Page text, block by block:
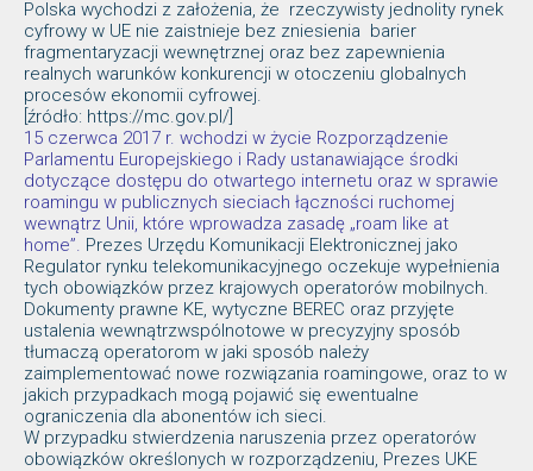
Polska wychodzi z założenia, że rzeczywisty jednolity rynek
cyfrowy w UE nie zaistnieje bez zniesienia barier
fragmentaryzacji wewnętrznej oraz bez zapewnienia
realnych warunków konkurencji w otoczeniu globalnych
procesów ekonomii cyfrowej.
[źródło: https://mc.gov.pl/]
15 czerwca 2017 r. wchodzi w życie Rozporządzenie
Parlamentu Europejskiego i Rady ustanawiające środki
dotyczące dostępu do otwartego internetu oraz w sprawie
roamingu w publicznych sieciach łączności ruchomej
wewnątrz Unii, które wprowadza zasadę „roam like at
home”. Prezes Urzędu Komunikacji Elektronicznej jako
Regulator rynku telekomunikacyjnego oczekuje wypełnienia
tych obowiązków przez krajowych operatorów mobilnych.
Dokumenty prawne KE, wytyczne BEREC oraz przyjęte
ustalenia wewnątrzwspólnotowe w precyzyjny sposób
tłumaczą operatorom w jaki sposób należy
zaimplementować nowe rozwiązania roamingowe, oraz to w
jakich przypadkach mogą pojawić się ewentualne
ograniczenia dla abonentów ich sieci.
W przypadku stwierdzenia naruszenia przez operatorów
obowiązków określonych w rozporządzeniu, Prezes UKE